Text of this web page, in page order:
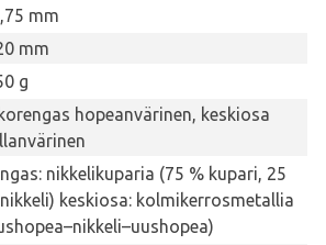
mm
mm
g
hopeanvärinen, keskiosa
nikkelikuparia (75 % kupari, 25
keskiosa: kolmikerrosmetallia